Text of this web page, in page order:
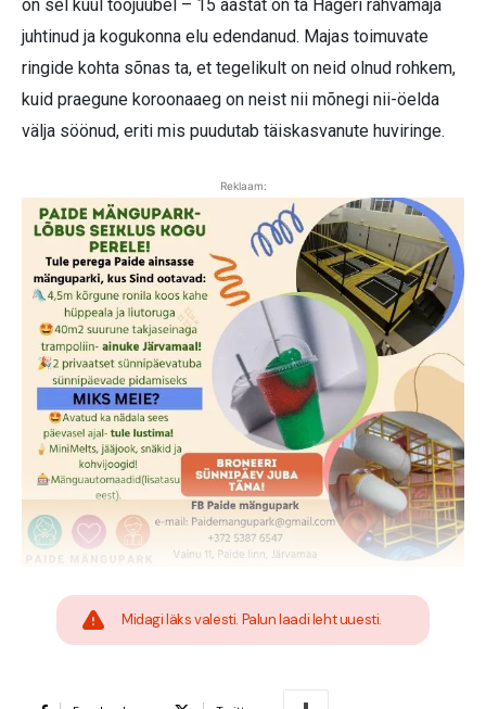
on sel kuul tööjuubel – 15 aastat on ta Hageri rahvamaja
juhtinud ja kogukonna elu edendanud. Majas toimuvate
ringide kohta sõnas ta, et tegelikult on neid olnud rohkem,
kuid praegune koroonaaeg on neist nii mõnegi nii-öelda
välja söönud, eriti mis puudutab täiskasvanute huviringe.
Reklaam:
Midagi läks valesti. Palun laadi leht uuesti.